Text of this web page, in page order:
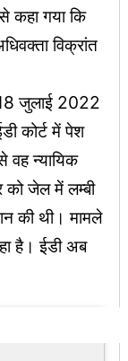
कहा गया कि
विक्रांत
जुलाई 2022
कोर्ट में पेश
वह न्यायिक
को जेल में लम्बी
की थी। मामले
है। ईडी अब